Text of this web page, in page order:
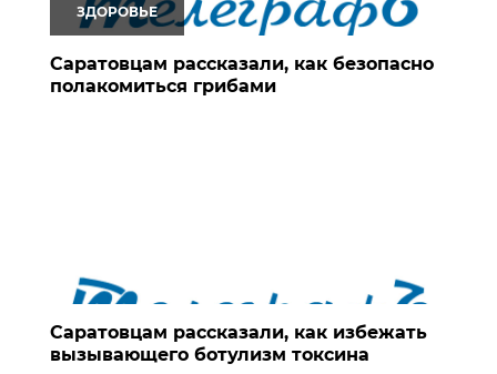
ЗДОРОВЬЕ
Саратовцам рассказали, как безопасно
полакомиться грибами
Саратовцам рассказали, как избежать
вызывающего ботулизм токсина